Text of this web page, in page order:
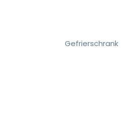
Gefrierschrank